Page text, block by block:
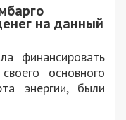
на данный
финансировать
основного
энергии, были